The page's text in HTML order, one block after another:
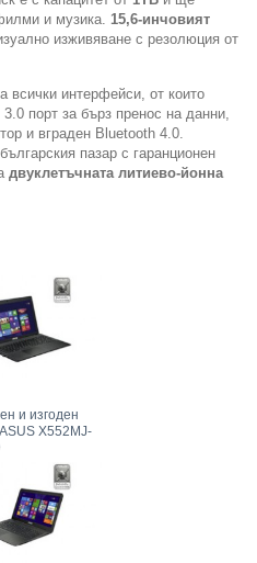
и музика.15,6-инчовият
изживяване с резолюция от
всички интерфейси, от които
порт за бърз пренос на данни,
и вграден Bluetooth 4.0.
пазар с гаранционен
двуклетъчната литиево-йонна
и изгоден
X552MJ-